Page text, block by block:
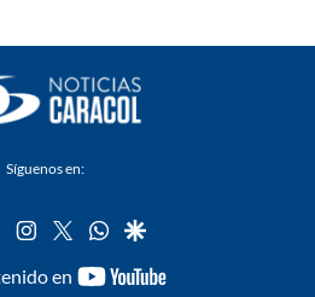
Síguenos en:
tiktok instagram
twitterwhatsapp
google
en
youtube-